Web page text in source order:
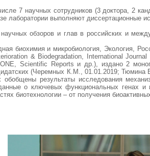
7 научных сотрудников (3 доктора, 2
лаборатории выполняют диссертационные
научных обзоров и глав в российских и
биохимия и микробиология, Экология,
& Biodegradation, International
Scientific Reports и др.), издано 2
(Черемных К.М., 01.01.2019; Тюмина
результаты исследования
о ключевых функциональных генах
биотехнологии – от получения